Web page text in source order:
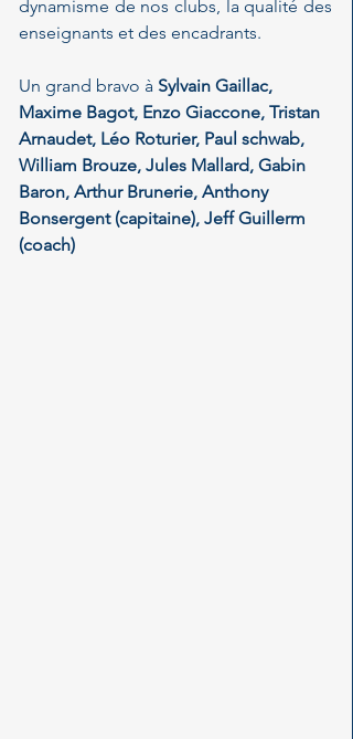
dynamisme de nos clubs, la qualité des
enseignants et des encadrants.
Un grand bravo à Sylvain Gaillac,
Maxime Bagot, Enzo Giaccone, Tristan
Arnaudet, Léo Roturier, Paul schwab,
William Brouze, Jules Mallard, Gabin
Baron, Arthur Brunerie, Anthony
Bonsergent (capitaine), Jeff Guillerm
(coach)